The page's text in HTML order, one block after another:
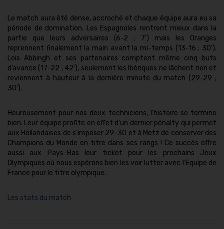
Le match aura été dense, accroché et chaque équipe aura eu sa
période de domination. Les Espagnoles rentrent mieux dans la
partie que leurs adversaires (6-2 ; 7′) mais les Oranges
reprennent finalement la main avant la mi-temps (13-16 ; 30′).
Lois Abbingh et ses partenaires comptent même cinq buts
d’avance (17-22 ; 42′), seulement les Ibériques ne lâchent rien et
reviennent à hauteur à la dernière minute du match (29-29 ;
30′).
Heureusement pour nos deux techniciens, l’histoire se termine
bien. Leur équipe profite en effet d’un dernier pénalty qui permet
aux Hollandaises de s’imposer 29-30 et à Metz de conserver des
Champions du Monde en titre dans ses rangs ! Ce succès offre
aussi aux Pays-Bas leur ticket pour les prochains Jeux
Olympiques où nous espérons bien les voir lutter avec l’Equipe de
France pour le titre olympique.
Les stats du match